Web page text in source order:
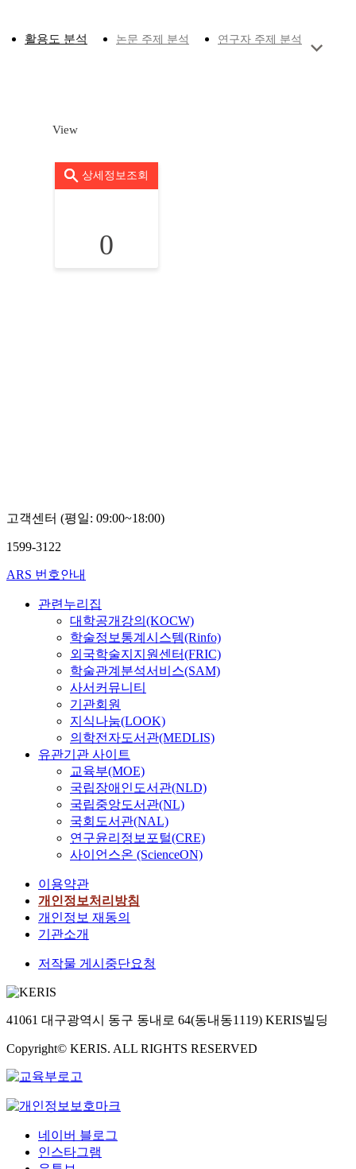
활용도 분석 논문 주제 분석 연구자 주제 분석
View
상세정보조회
0
고객센터 (평일: 09:00~18:00)
1599-3122
ARS 번호안내
관련누리집
대학공개강의(KOCW)
학술정보통계시스템(Rinfo)
외국학술지지원센터(FRIC)
학술관계분석서비스(SAM)
사서커뮤니티
기관회원
지식나눔(LOOK)
의학전자도서관(MEDLIS)
유관기관 사이트
교육부(MOE)
국립장애인도서관(NLD)
국립중앙도서관(NL)
국회도서관(NAL)
연구윤리정보포털(CRE)
사이언스온 (ScienceON)
이용약관
개인정보처리방침
개인정보 재동의
기관소개
저작물 게시중단요청
41061 대구광역시 동구 동내로 64(동내동1119) KERIS빌딩
Copyright© KERIS. ALL RIGHTS RESERVED
네이버 블로그
인스타그램